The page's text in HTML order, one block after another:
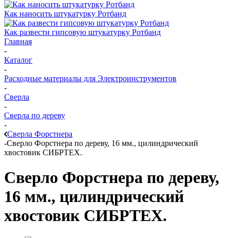
Как наносить штукатурку Ротбанд
Как развести гипсовую штукатурку Ротбанд
Главная
-
Каталог
-
Расходные материалы для Электроинструментов
-
Сверла
-
Сверла по дереву
-
Сверла Форстнера
-Сверло Форстнера по дереву, 16 мм., цилиндрический
хвостовик СИБРТЕХ.
Сверло Форстнера по дереву,
16 мм., цилиндрический
хвостовик СИБРТЕХ.